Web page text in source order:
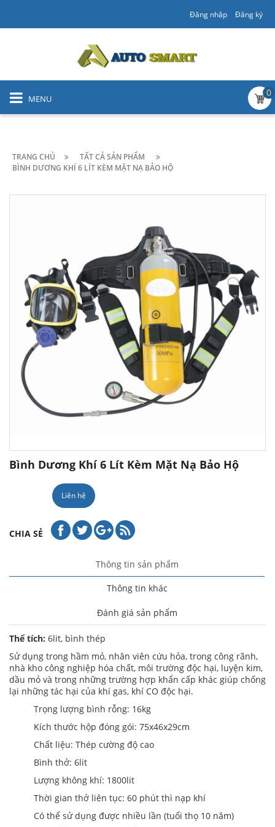
Đăng nhập Đăng ký
MENU
0
TRANG CHỦ
TẤT CẢ SẢN PHẨM
BÌNH DƯƠNG KHÍ 6 LÍT KÈM MẶT NẠ BẢO HỘ
Bình Dương Khí 6 Lít Kèm Mặt Nạ Bảo Hộ
Liên hệ
CHIA SẺ
Thông tin sản phẩm
Thông tin khác
Đánh giá sản phẩm
Thể tích: 6lit, bình thép
Sử dụng trong hầm mỏ, nhân viên cứu hỏa, trong công rãnh,
nhà kho công nghiệp hóa chất, môi trường độc hại, luyện kim,
dầu mỏ và trong những trường hợp khẩn cấp khác giúp chống
lại những tác hại của khí gas, khí CO độc hại.
Trọng lượng bình rỗng: 16kg
Kích thước hộp đóng gói: 75x46x29cm
Chất liệu: Thép cường độ cao
Bình thở: 6lit
Lượng không khí: 1800lit
Thời gian thở liên tục: 60 phút thì nạp khí
Có thể sử dụng được nhiều lần (tuổi thọ 10 năm)